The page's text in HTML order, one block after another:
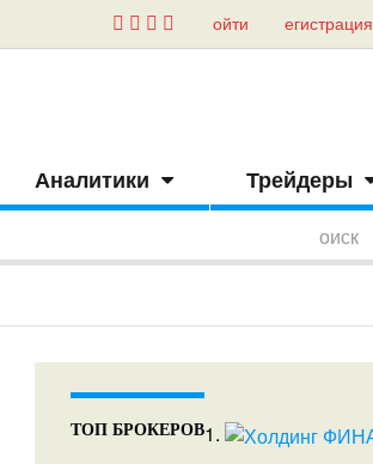
ойти егистрация
Аналитики Трейдеры
ТОП БРОКЕРОВ1.